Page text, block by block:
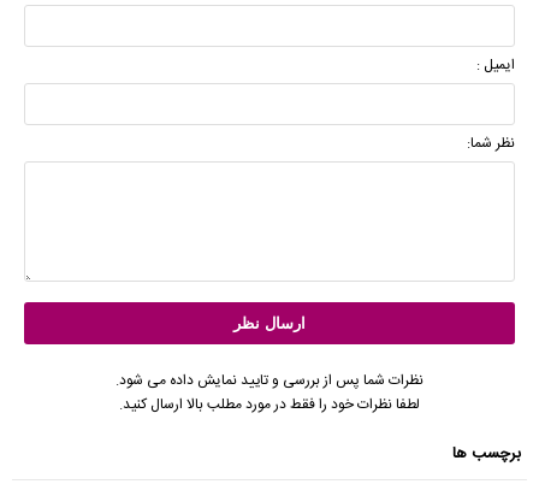
ایمیل :
نظر شما:
نظرات شما پس از بررسی و تایید نمایش داده می شود.
لطفا نظرات خود را فقط در مورد مطلب بالا ارسال کنید.
برچسب ها